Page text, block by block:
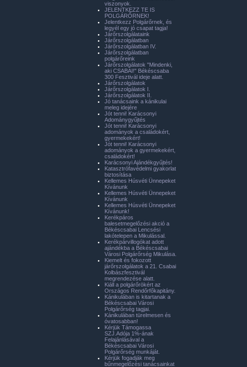
viszonyok.
JELENTKEZZ TE IS
POLGÁRŐRNEK!
Jelentkezz Polgárőrnek, és
legyél egy jó csapat tagja!
Járőrszolgálataink
Járőrszolgálatban
Járőrszolgálatban IV.
Járőrszolgálatban
polgárőreink
Járőrszolgálatok "Mindenki,
aki CSABAI!" Békéscsaba
300 Fesztivál ideje alatt.
Járőrszolgálatok
Járőrszolgálatok I.
Járőrszolgálatok II.
Jó tanácsaink a kánikulai
meleg idejére
Jót tenni! Karácsonyi
Adománygyűjtés
Jót tenni! Karácsonyi
adományok a családokért,
gyermekekért!
Jót tenni! Karácsonyi
adományok a gyermekekért,
családokért!
Karácsonyi Ajándékgyűjtés!
Katasztrófavédelmi gyakorlat
biztosítása
Kellemes Húsvéti Ünnepeket
Kívánunk
Kellemes Húsvéti Ünnepeket
Kívánunk
Kellemes Húsvéti Ünnepeket
Kívánunk!
Kerékpáros
balesetmegelőzési akció a
Békéscsabai Lencsési
lakótelepen a Mikulással.
Kerékpárvillogókat adott
ajándékba a Békéscsabai
Városi Polgárőrség Mikulása.
Kiemelt és fokozott
járőrszolgálatok a 21. Csabai
Kolbászfesztivál
megrendezése alatt.
Kiáll a polgárőrökért az
Országos Rendőrfőkapitány.
Kánikulában is kitartanak a
Békéscsabai Városi
Polgárőrség tagjai.
Kánikulában türelmesen és
óvatosabban!
Kérjük Támogassa
SZJ.Adója 1%-ának
Felajánlásával a
Békéscsabai Városi
Polgárőrség munkáját.
Kérjük fogadják meg
bűnmegelőzési tanácsainkat